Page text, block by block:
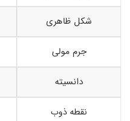
شکل ظاهری
جرم مولی
دانسیته
نقطه ذوب